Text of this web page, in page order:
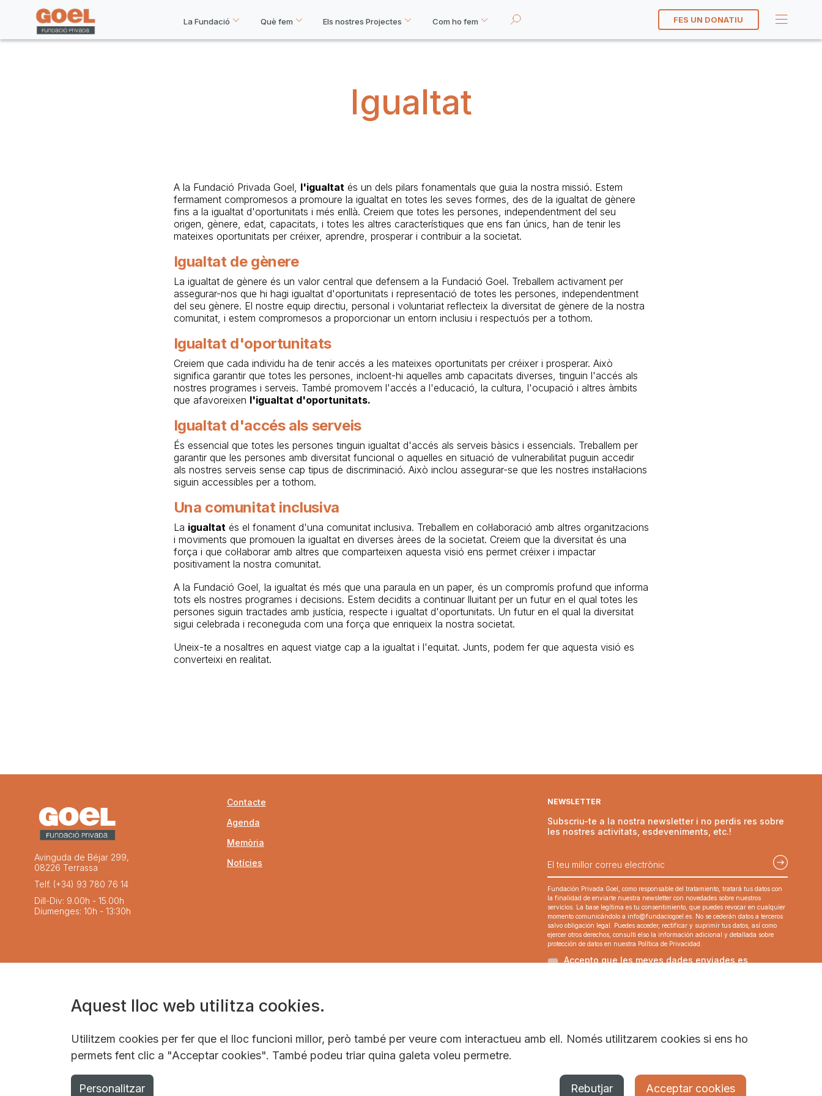
La Fundació Què fem Els nostres Projectes Com ho fem FES UN DONATIU
Igualtat
A la Fundació Privada Goel, l'igualtatés un dels pilars fonamentals que guia la nostra missió. Estem
fermament compromesos a promoure la igualtat en totes les seves formes, des de la igualtat de gènere
fins a la igualtat d'oportunitats i més enllà. Creiem que totes les persones, independentment del seu
origen, gènere, edat, capacitats, i totes les altres característiques que ens fan únics, han de tenir les
mateixes oportunitats per créixer, aprendre, prosperar i contribuir a la societat.
Igualtat de gènere
La igualtat de gènere és un valor central que defensem a la Fundació Goel. Treballem activament per
assegurar-nos que hi hagi igualtat d'oportunitats i representació de totes les persones, independentment
del seu gènere. El nostre equip directiu, personal i voluntariat reflecteix la diversitat de gènere de la nostra
comunitat, i estem compromesos a proporcionar un entorn inclusiu i respectuós per a tothom.
Igualtat d'oportunitats
Creiem que cada individu ha de tenir accés a les mateixes oportunitats per créixer i prosperar. Això
significa garantir que totes les persones, incloent-hi aquelles amb capacitats diverses, tinguin l'accés als
nostres programes i serveis. També promovem l'accés a l'educació, la cultura, l'ocupació i altres àmbits
que afavoreixen l'igualtat d'oportunitats.
Igualtat d'accés als serveis
És essencial que totes les persones tinguin igualtat d'accés als serveis bàsics i essencials. Treballem per
garantir que les persones amb diversitat funcional o aquelles en situació de vulnerabilitat puguin accedir
als nostres serveis sense cap tipus de discriminació. Això inclou assegurar-se que les nostres instal·lacions
siguin accessibles per a tothom.
Una comunitat inclusiva
La igualtatés el fonament d'una comunitat inclusiva. Treballem en col·laboració amb altres organitzacions
i moviments que promouen la igualtat en diverses àrees de la societat. Creiem que la diversitat és una
força i que col·laborar amb altres que comparteixen aquesta visió ens permet créixer i impactar
positivament la nostra comunitat.
A la Fundació Goel, la igualtat és més que una paraula en un paper, és un compromís profund que informa
tots els nostres programes i decisions. Estem decidits a continuar lluitant per un futur en el qual totes les
persones siguin tractades amb justícia, respecte i igualtat d'oportunitats. Un futur en el qual la diversitat
sigui celebrada i reconeguda com una força que enriqueix la nostra societat.
Uneix-te a nosaltres en aquest viatge cap a la igualtat i l'equitat. Junts, podem fer que aquesta visió es
converteixi en realitat.
Avinguda de Béjar 299,
08226 Terrassa
Telf. (+34) 93 780 76 14
Dill-Div: 9.00h - 15.00h
Diumenges: 10h - 13:30h
Contacte
Agenda
Memòria
Notícies
NEWSLETTER
Subscriu-te a la nostra newsletter i no perdis res sobre
les nostres activitats, esdeveniments, etc.!
Fundación Privada Goel, como responsable del tratamiento, tratará tus datos con
la finalidad de enviarte nuestra newsletter con novedades sobre nuestros
servicios. La base legítima es tu consentimiento, que puedes revocar en cualquier
momento comunicándolo ainfo@fundaciogoel.es . No se cederán datos a terceros
salvo obligación legal. Puedes acceder, rectificar y suprimir tus datos, así como
ejercer otros derechos, consulti elso la información adicional y detallada sobre
protección de datos en nuestra Política de Privacidad.
Accepto que les meves dades enviades es
Aquest lloc web utilitza cookies.
Utilitzem cookies per fer que el lloc funcioni millor, però també per veure com interactueu amb ell. Només utilitzarem cookies si ens ho
permets fent clic a "Acceptar cookies". També podeu triar quina galeta voleu permetre.
Personalitzar Rebutjar Acceptar cookies